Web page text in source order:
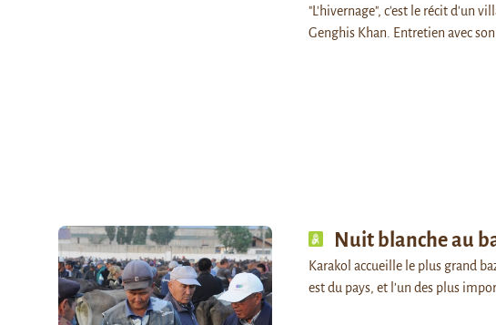
"L'hivernage", c'est le récit d'un
Genghis Khan. Entretien avec
Nuit blanche au
Karakol accueille le plus grand
est du pays, et l’un des plus